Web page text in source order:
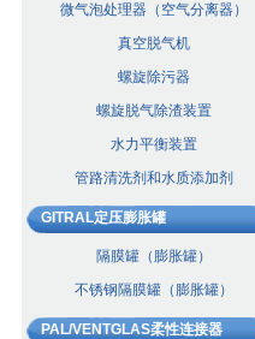
微气泡处理器（空气分离器）
真空脱气机
螺旋除污器
螺旋脱气除渣装置
水力平衡装置
管路清洗剂和水质添加剂
GITRAL定压膨胀罐
隔膜罐（膨胀罐）
不锈钢隔膜罐（膨胀罐）
PAL/VENTGLAS柔性连接器